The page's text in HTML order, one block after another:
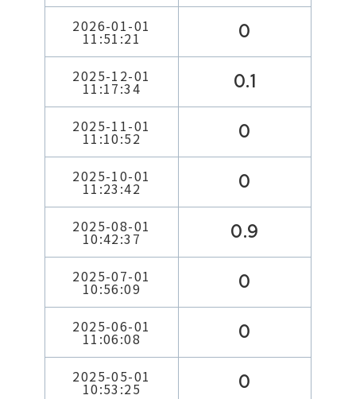
2026-01-01
11:51:21 0
2025-12-01
11:17:34 0.1
2025-11-01
11:10:52 0
2025-10-01
11:23:42 0
2025-08-01
10:42:37 0.9
2025-07-01
10:56:09 0
2025-06-01
11:06:08 0
2025-05-01
10:53:25 0